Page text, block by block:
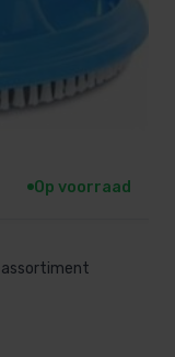
Op voorraad